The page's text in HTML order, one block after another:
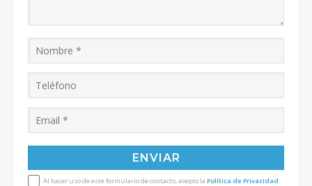
Al hacer uso de este formulario de contacto, acepto la Política de Privacidad